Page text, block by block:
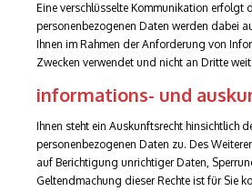
Eine verschlüsselte Kommunikation erfolgt
personenbezogenen Daten werden dabei
Ihnen im Rahmen der Anforderung von
Zwecken verwendet und nicht an Dritte
informations- und
Ihnen steht ein Auskunftsrecht hinsichtlich
personenbezogenen Daten zu. Des
auf Berichtigung unrichtiger Daten,
Geltendmachung dieser Rechte ist für Sie